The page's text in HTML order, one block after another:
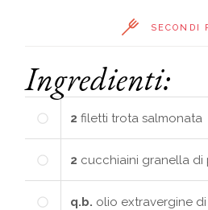
SECONDI
Ingredienti:
2 filetti trota salmonata
2 cucchiaini granella di
q.b. olio extravergine